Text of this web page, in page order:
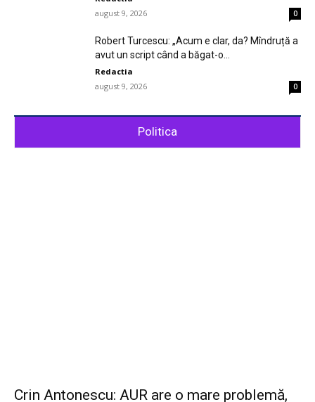
august 9, 2026
0
Robert Turcescu: „Acum e clar, da? Mîndruță a
avut un script când a băgat-o...
Redactia
august 9, 2026
0
Politica
Crin Antonescu: AUR are o mare problemă,